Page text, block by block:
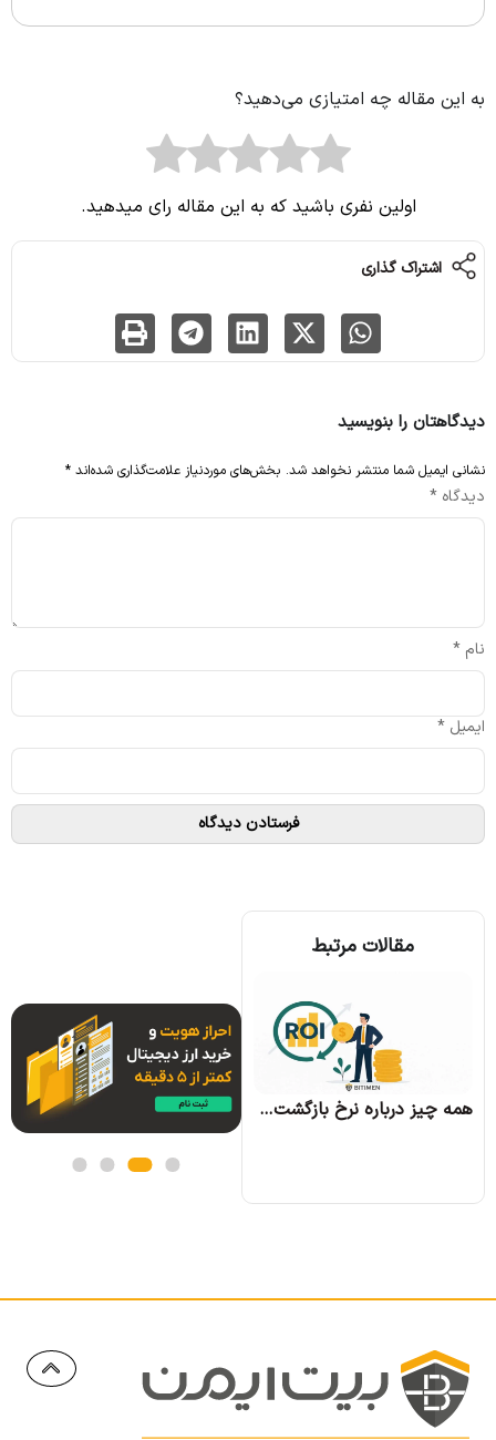
به این مقاله چه امتیازی می‌دهید؟
اولین نفری باشید که به این مقاله رای میدهید.
اشتراک گذاری
دیدگاهتان را بنویسید
نشانی ایمیل شما منتشر نخواهد شد. بخش‌های موردنیاز علامت‌گذاری شده‌اند *
دیدگاه *
نام *
ایمیل *
مقالات مرتبط
همه چیز درباره نرخ بازگشت سرمایه و نحوه محاسبه آن